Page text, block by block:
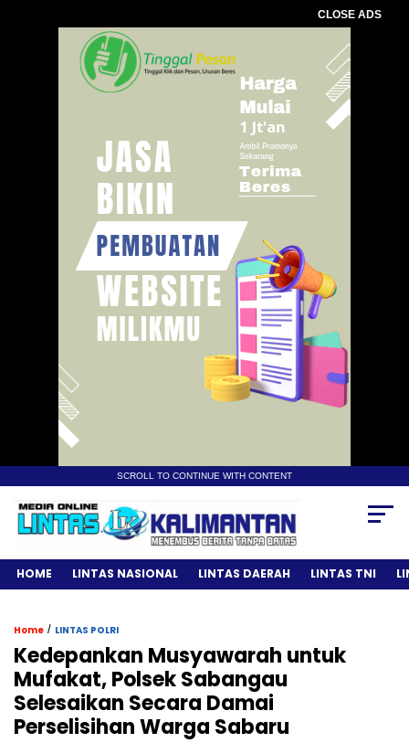
CLOSE ADS
SCROLL TO CONTINUE WITH CONTENT
HOME LINTAS NASIONAL LINTAS DAERAH LINTAS TNI
Home / LINTAS POLRI
Kedepankan Musyawarah untuk
Mufakat, Polsek Sabangau
Selesaikan Secara Damai
Perselisihan Warga Sabaru